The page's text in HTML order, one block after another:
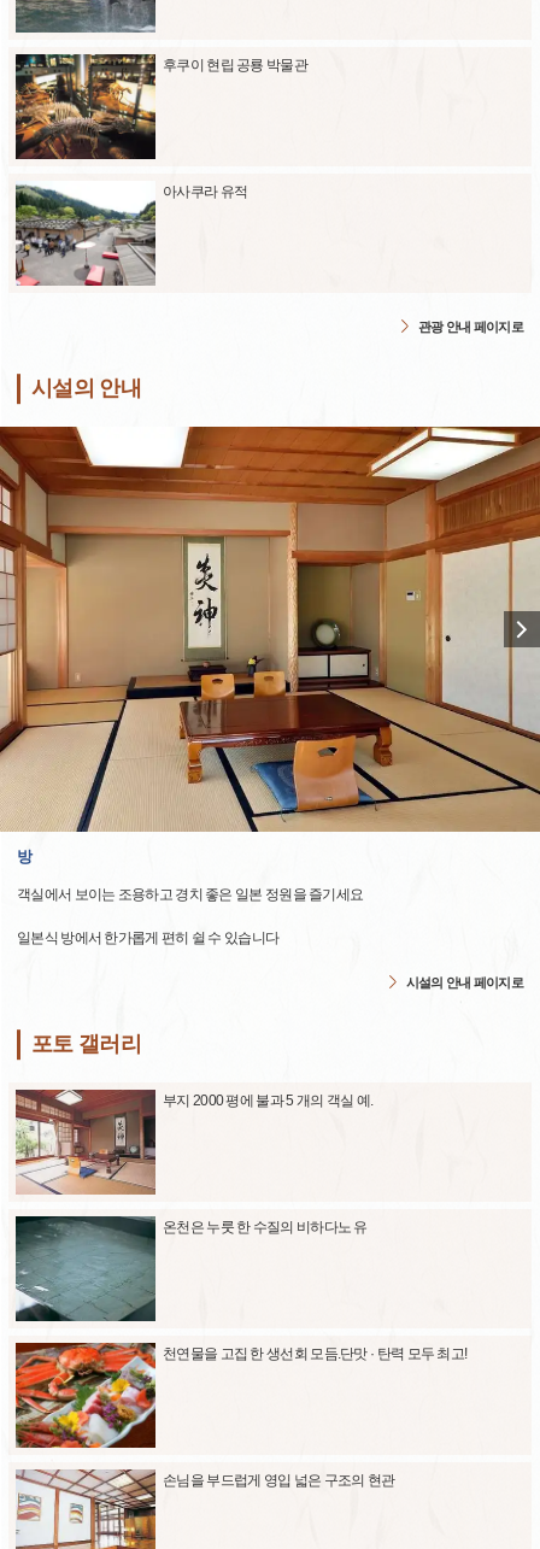
후쿠이 현립 공룡 박물관
아사쿠라 유적
관광 안내 페이지로
시설의 안내
방
객실에서 보이는 조용하고 경치 좋은 일본 정원을 즐기세요
일본식 방에서 한가롭게 편히 쉴 수 있습니다
시설의 안내 페이지로
포토 갤러리
부지 2000 평에 불과 5 개의 객실 예.
온천은 누룻 한 수질의 비하다노 유
천연물을 고집 한 생선회 모듬.단맛 · 탄력 모두 최고!
손님을 부드럽게 영입 넓은 구조의 현관